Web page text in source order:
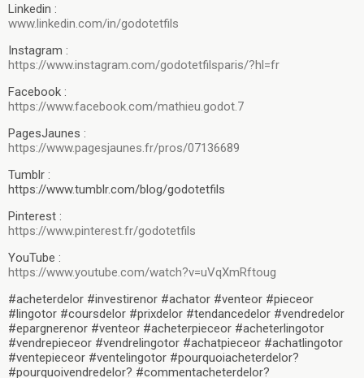
Linkedin :
www.linkedin.com/in/godotetfils
Instagram :
https://www.instagram.com/godotetfilsparis/?hl=fr
Facebook :
https://www.facebook.com/mathieu.godot.7
PagesJaunes :
https://www.pagesjaunes.fr/pros/07136689
Tumblr :
https://www.tumblr.com/blog/godotetfils
Pinterest :
https://www.pinterest.fr/godotetfils
YouTube :
https://www.youtube.com/watch?v=uVqXmRftoug
#acheterdelor #investirenor #achator #venteor #pieceor
#lingotor #coursdelor #prixdelor #tendancedelor #vendredelor
#epargnerenor #venteor #acheterpieceor #acheterlingotor
#vendrepieceor #vendrelingotor #achatpieceor #achatlingotor
#ventepieceor #ventelingotor #pourquoiacheterdelor?
#pourquoivendredelor? #commentacheterdelor?